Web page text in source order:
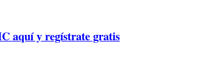
aquí y regístrate gratis